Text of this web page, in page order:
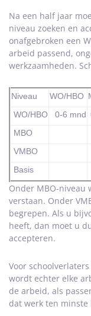
Na een half jaar
niveau zoeken en
onafgebroken een
arbeid passend,
werkzaamheden.
Niveau WO/HBO
WO/HBO
0-6 mnd
MBO
VMBO
Basis
Onder MBO-niveau
verstaan. Onder
begrepen. Als u
heeft, dan moet u
accepteren.
Voor
wordt echter elke
de arbeid, als
dat werk ten